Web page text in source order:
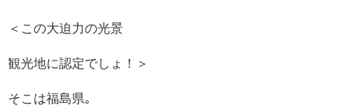
＜この大迫力の光景
観光地に認定でしょ！＞
そこは福島県｡